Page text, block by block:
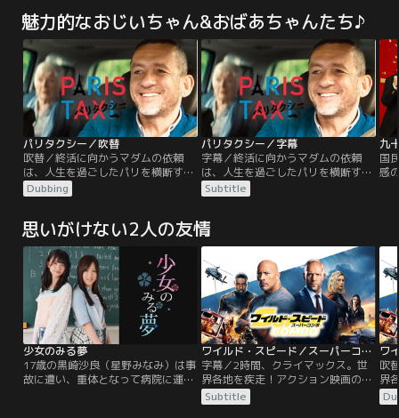
魅力的なおじいちゃん&おばあちゃんたち♪
パリタクシー／吹替
吹替／終活に向かうマダムの依頼
は、人生を過ごしたパリを横断す
る“寄り道”。だがその道のりは「ま
さか」の連続で...！？驚きながら、
作！パリのタクシー運転手のシャル
ルは、人生最大の危機を迎えてい
た。金なし、休みなし、免停寸前、
このままでは最愛の家族にも会わせ
る顔がない。
Dubbing
パリタクシー／字幕
字幕／終活に向かうマダムの依頼
は、人生を過ごしたパリを横断す
る“寄り道”。だがその道のりは「ま
さか」の連続で...！？驚きながら、
作！パリのタクシー運転手のシャル
ルは、人生最大の危機を迎えてい
た。金なし、休みなし、免停寸前、
このままでは最愛の家族にも会わせ
る顔がない。
Subtitle
九
国
感
娘
（
持
（
思いがけない2人の友情
少女のみる夢
17歳の黒崎沙良（星野みなみ）は事
故に遭い、重体となって病院に運び
ワイルド・スピード／スーパーコンボ／字幕
字幕／2時間、クライマックス。世
界各地を疾走！アクション映画の歴
史をも塗り替えるぶっちぎりのスケ
ール感！ロサンゼルスで娘と暮らす
Subtitle
吹
界
史
ー